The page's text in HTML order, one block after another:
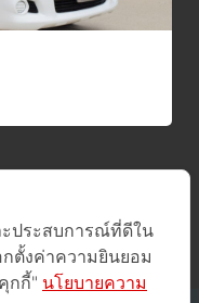
ะประสบการณ์ที่ดีใน
ตั้งค่าความยินยอม
กกี้" นโยบายความ